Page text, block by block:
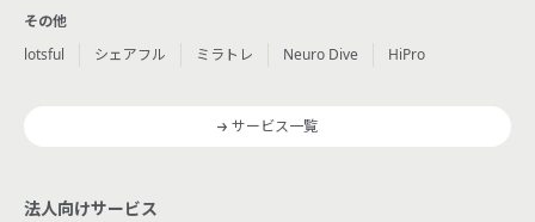
その他
lotsful
シェアフル ミラトレ Neuro Dive HiPro
サービス一覧
法人向けサービス